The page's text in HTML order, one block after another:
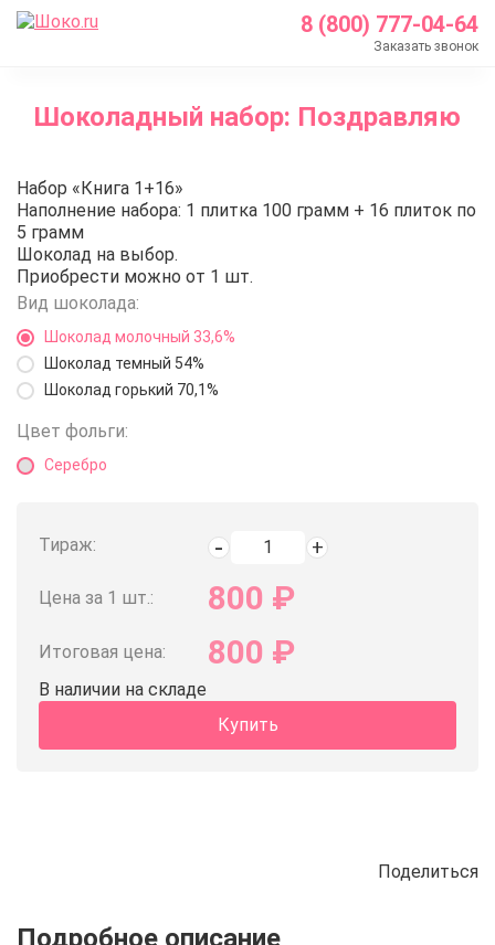
8 (800) 777-04-64
Заказать звонок
Каталог
Шоколадные наборы с логотипом
Шоколадный набор: Поздравляю
Шоколадный набор: Поздравляю
Шоколадный набор:
Набор «Книга 1+16»
Наполнение набора: 1 плитка 100 грамм + 16 плиток по
5 грамм
Шоколад на выбор.
Приобрести можно от 1 шт.
Вид шоколада:
Шоколад молочный 33,6%
Шоколад темный 54%
Шоколад горький 70,1%
Цвет фольги:
Серебро
Тираж:
Цена за 1 шт.: 800 ₽
Итоговая цена: 800 ₽
В наличии на складе
Купить
Поделиться
Описание Отзывы Рецепты